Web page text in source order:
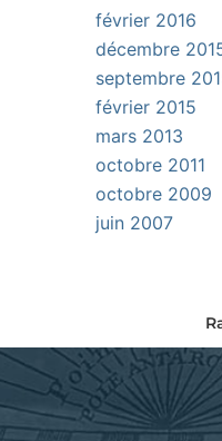
février 2016
décembre
septembre
février 2015
mars 2013
octobre 2011
octobre 2009
juin 2007